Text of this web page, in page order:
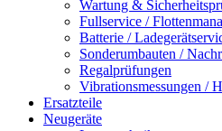
Wartung &
Fullservice /
Batterie /
Sonderumbauten /
Regalprüfungen
Vibrationsmessungen /
Ersatzteile
Neugeräte